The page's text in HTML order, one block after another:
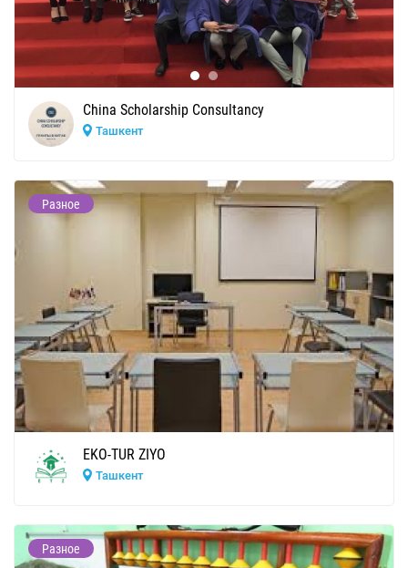
China Scholarship Consultancy
Ташкент
Разное
EKO-TUR ZIYO
Ташкент
Разное